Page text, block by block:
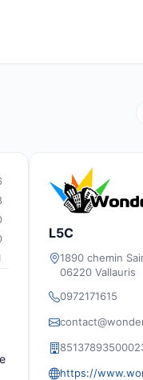
L5C
1890 chemin
06220 Vallauris
0972171615
https://